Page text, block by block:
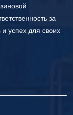
за
и успех для своих